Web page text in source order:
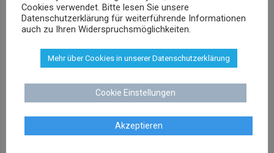
Rechtsanwältin
MAIL aschenk@dr-schenk.net
TEL 0421 566 38 780
Cookies verwendet. Bitte lesen Sie unsere
Datenschutzerklärung für weiterführende Informationen
auch zu Ihren Widerspruchsmöglichkeiten.
Mehr über Cookies in unserer Datenschutzerklärung
Cookie Einstellungen
Akzeptieren